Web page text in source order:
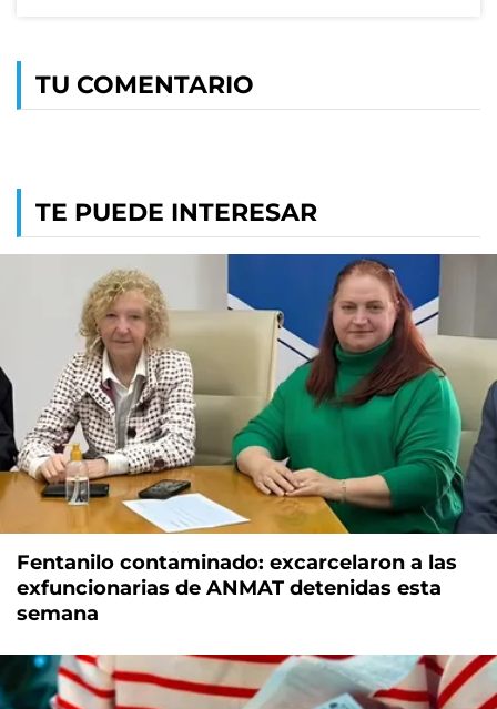
TU COMENTARIO
TE PUEDE INTERESAR
Fentanilo contaminado: excarcelaron a las
exfuncionarias de ANMAT detenidas esta
semana